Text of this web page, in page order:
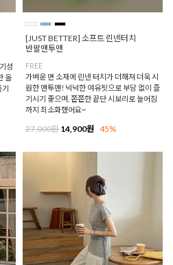
성
올
[JUST BETTER] 소프트 린넨터치
반팔맨투맨
FREE
가벼운 면 소재에 린넨 터치가 더해져 더욱 시
원한 맨투맨! 넉넉한 여유핏으로 부담 없이 즐
기시기 좋으며, 쫀쫀한 끝단 시보리로 늘어짐
까지 최소화했어요~
27,000원 14,900원 45%